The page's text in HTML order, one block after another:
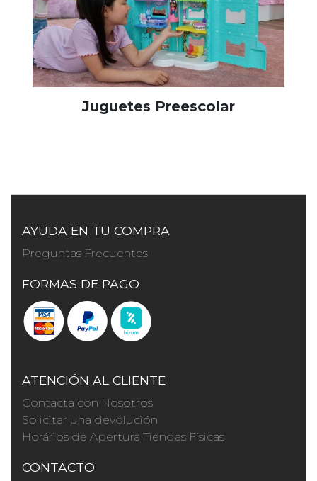
Juguetes Preescolar
AYUDA EN TU COMPRA
Preguntas Frecuentes
FORMAS DE PAGO
ATENCIÓN AL CLIENTE
Contacta con Nosotros
Solicitar una devolución
Horários de Apertura Tiendas Físicas
CONTACTO